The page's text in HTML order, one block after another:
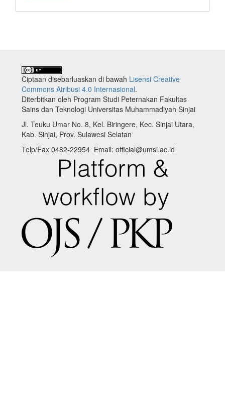
Ciptaan disebarluaskan di bawah Lisensi Creative
Commons Atribusi 4.0 Internasional.
Diterbitkan oleh Program Studi Peternakan Fakultas
Sains dan Teknologi Universitas Muhammadiyah Sinjai
Jl. Teuku Umar No. 8, Kel. Biringere, Kec. Sinjai Utara,
Kab. Sinjai, Prov. Sulawesi Selatan
Telp/Fax 0482-22954 Email: official@umsi.ac.id